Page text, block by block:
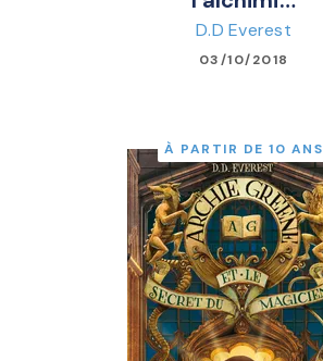
D.D Everest
03/10/2018
À PARTIR DE 10 ANS